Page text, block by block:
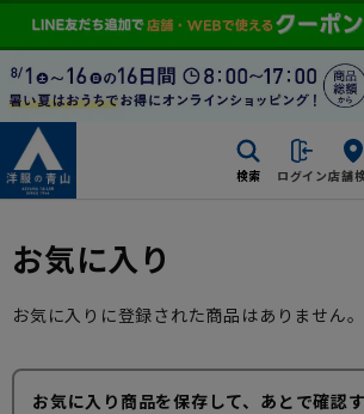
検索 ログイン店舗
お気に入り
お気に入りに登録された商品はありません。
お気に入り商品を保存して、あとで確認